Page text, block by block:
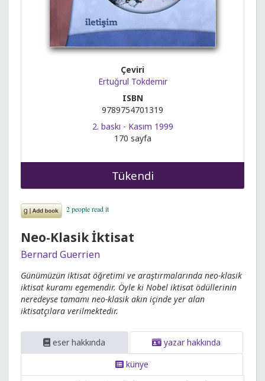
Çeviri
Ertuğrul Tokdemir
ISBN
9789754701319
2. baskı - Kasım 1999
170 sayfa
Tükendi
Neo-Klasik İktisat
Bernard Guerrien
Günümüzün iktisat öğretimi ve araştırmalarında neo-klasik
iktisat kuramı egemendir. Öyle ki Nobel iktisat ödüllerinin
neredeyse tamamı neo-klasik akın içinde yer alan
iktisatçılara verilmektedir.
eser hakkında
yazar hakkında
künye